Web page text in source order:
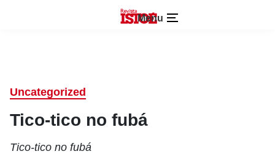
Menu
Uncategorized
Tico-tico no fubá
Tico-tico no fubá